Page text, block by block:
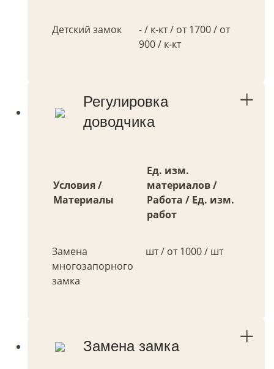
Детский замок
- / к-кт / от 1700 / от
900 / к-кт
Регулировка
доводчика
Условия /
Материалы
Ед. изм.
материалов /
Работа / Ед. изм.
работ
Замена
многозапорного
замка
шт / от 1000 / шт
Замена замка